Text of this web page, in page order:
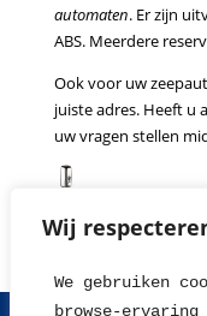
Wij
We gebruiken
browse-
automaten. Er zijn
ABS. Meerdere
Ook voor uw
juiste adres. Heeft u
uw vragen stellen